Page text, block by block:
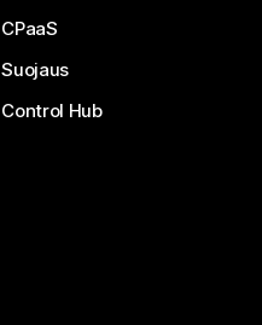
CPaaS
Suojaus
Control Hub